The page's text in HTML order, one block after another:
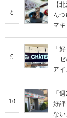
8
【
ん
マキ
9
「
ー
ア
10
「
好
ない